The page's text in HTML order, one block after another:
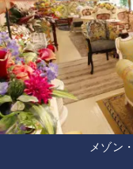
メゾン